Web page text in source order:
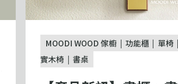
MOODI WOOD 傢櫥 功能櫃
單椅
實木椅
書桌